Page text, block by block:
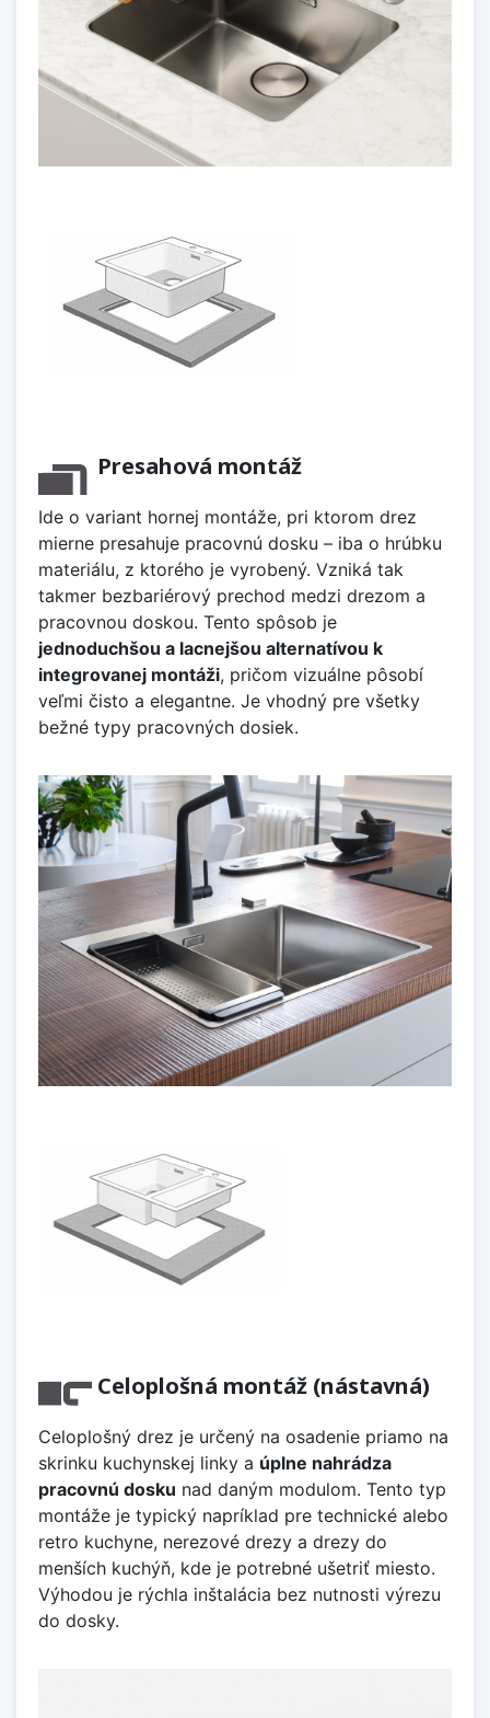
Presahová montáž
Ide o variant hornej montáže, pri ktorom drez
mierne presahuje pracovnú dosku – iba o hrúbku
materiálu, z ktorého je vyrobený. Vzniká tak
takmer bezbariérový prechod medzi drezom a
pracovnou doskou. Tento spôsob je
jednoduchšou a lacnejšou alternatívou k
integrovanej montáži, pričom vizuálne pôsobí
veľmi čisto a elegantne. Je vhodný pre všetky
bežné typy pracovných dosiek.
Celoplošná montáž (nástavná)
Celoplošný drez je určený na osadenie priamo na
skrinku kuchynskej linky a úplne nahrádza
pracovnú dosku nad daným modulom. Tento typ
montáže je typický napríklad pre technické alebo
retro kuchyne, nerezové drezy a drezy do
menších kuchýň, kde je potrebné ušetriť miesto.
Výhodou je rýchla inštalácia bez nutnosti výrezu
do dosky.